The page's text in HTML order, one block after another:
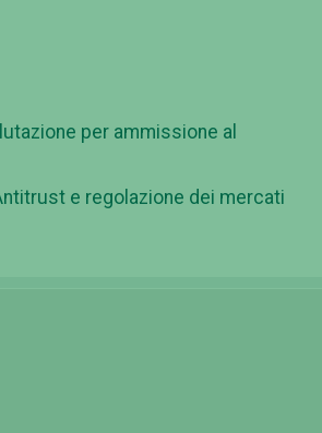
per ammissione al
e regolazione dei mercati